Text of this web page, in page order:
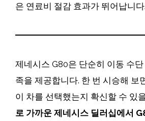
은 연료비 절감 효과가 뛰어납니다.
제네시스 G80은 단순히 이동 수
족을 제공합니다. 한 번 시승해 보
이 차를 선택했는지 확신할 수 있
로 가까운 제네시스 딜러십에서